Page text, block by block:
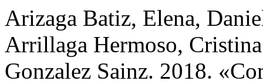
Arizaga Batiz, Elena,
Arrillaga Hermoso,
Gonzalez Sainz. 2018.